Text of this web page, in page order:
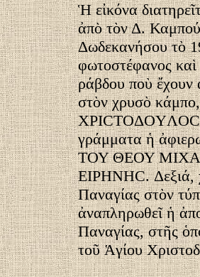
Ἡ εἰκόνα
ἀπὸ τὸν Δ.
Δωδεκανήσου τὸ
φωτοστέφανος
ράβδου ποὺ ἔχουν
στὸν χρυσὸ
γράμματα ἡ
ΤΟΥ ΘΕΟΥ
EIPHNHC. Δεξιά,
Παναγίας στὸν
ἀναπληρωθεῖ ἡ
Παναγίας, στῆς
τοῦ Ἁγίου